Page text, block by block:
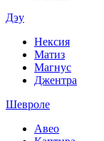
Дэу
Нексия
Матиз
Магнус
Джентра
Шевроле
Авео